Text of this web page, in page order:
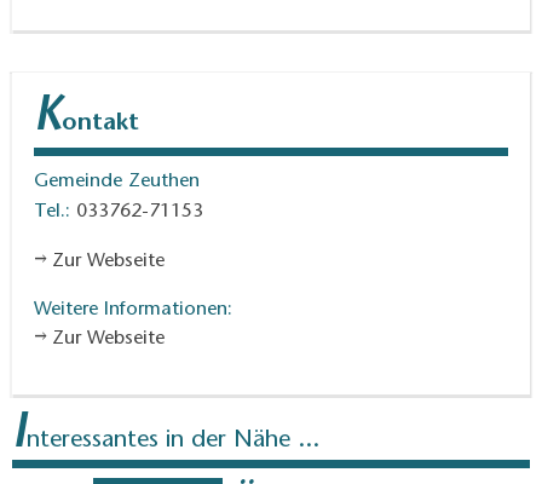
Kontakt
Gemeinde Zeuthen
Tel.: 033762-71153
Zur Webseite
Weitere Informationen:
Zur Webseite
Interessantes in der Nähe ...